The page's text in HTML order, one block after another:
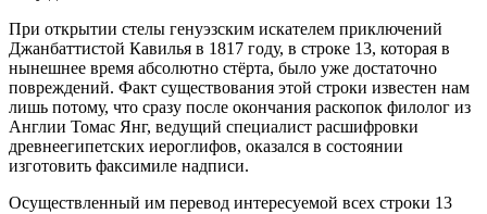
При открытии стелы генуэзским искателем приключений
Джанбаттистой Кавилья в 1817 году, в строке 13, которая в
нынешнее время абсолютно стёрта, было уже достаточно
повреждений. Факт существования этой строки известен нам
лишь потому, что сразу после окончания раскопок филолог из
Англии Томас Янг, ведущий специалист расшифровки
древнеегипетских иероглифов, оказался в состоянии
изготовить факсимиле надписи.
Осуществленный им перевод интересуемой всех строки 13